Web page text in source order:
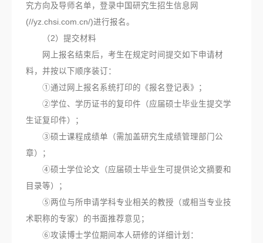
究方向及导师名单，登录中国研究生招生信息网
(//yz.chsi.com.cn/)进行报名。
（2）提交材料
网上报名结束后，考生在规定时间提交如下申请材
料，并按以下顺序装订：
①通过网上报名系统打印的《报名登记表》；
②学位、学历证书的复印件（应届硕士毕业生提交学
生证复印件）；
③硕士课程成绩单（需加盖研究生成绩管理部门公
章）；
④硕士学位论文（应届硕士毕业生可提供论文摘要和
目录等）；
⑤两位与所申请学科专业相关的教授（或相当专业技
术职称的专家）的书面推荐意见；
⑥攻读博士学位期间本人研修的详细计划：